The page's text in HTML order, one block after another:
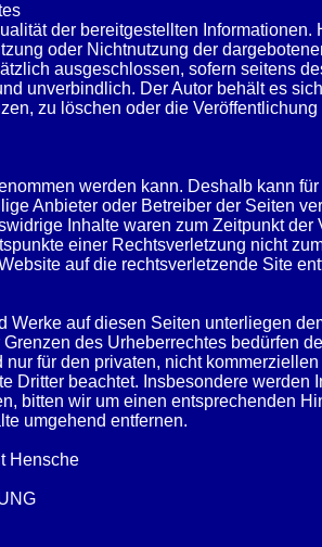
der bereitgestellten Informationen.
oder Nichtnutzung der
ausgeschlossen, sofern seitens
unverbindlich. Der Autor behält es
zu löschen oder die
werden kann. Deshalb kann
Anbieter oder Betreiber der Seiten
Inhalte waren zum Zeitpunkt der
einer Rechtsverletzung nicht
auf die rechtsverletzende Site
auf diesen Seiten unterliegen
des Urheberrechtes bedürfen
für den privaten, nicht
Dritter beachtet. Insbesondere werden
bitten wir um einen entsprechenden
umgehend entfernen.
Hensche